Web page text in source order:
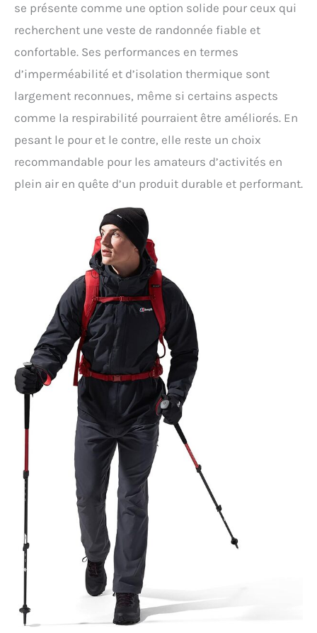
se présente comme une option solide pour ceux qui
recherchent une veste de randonnée fiable et
confortable. Ses performances en termes
d’imperméabilité et d’isolation thermique sont
largement reconnues, même si certains aspects
comme la respirabilité pourraient être améliorés. En
pesant le pour et le contre, elle reste un choix
recommandable pour les amateurs d’activités en
plein air en quête d’un produit durable et performant.